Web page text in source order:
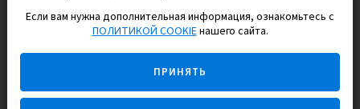
EUROPISOL 2002 S.L.
Строим и продаем дома
для счастливой жизни в Испании
Если вам нужна дополнительная информация, ознакомьтесь с
ПОЛИТИКОЙ COOKIEнашего сайта.
ПРИНЯТЬ